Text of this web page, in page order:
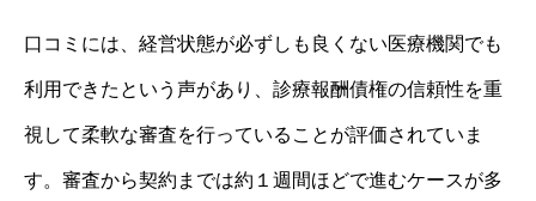
口コミには、経営状態が必ずしも良くない医療機関でも
利用できたという声があり、診療報酬債権の信頼性を重
視して柔軟な審査を行っていることが評価されていま
す。審査から契約までは約１週間ほどで進むケースが多